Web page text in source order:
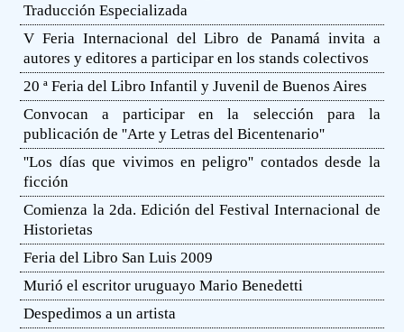
Traducción Especializada
V Feria Internacional del Libro de Panamá invita a
autores y editores a participar en los stands colectivos
20 ª Feria del Libro Infantil y Juvenil de Buenos Aires
Convocan a participar en la selección para la
publicación de ''Arte y Letras del Bicentenario''
''Los días que vivimos en peligro'' contados desde la
ficción
Comienza la 2da. Edición del Festival Internacional de
Historietas
Feria del Libro San Luis 2009
Murió el escritor uruguayo Mario Benedetti
Despedimos a un artista